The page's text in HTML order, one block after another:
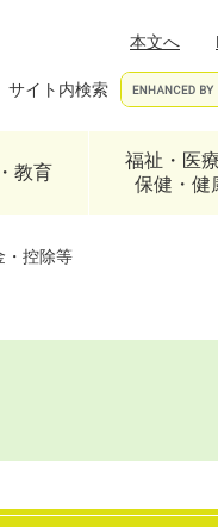
本文へ
サイト内検索
教育
福祉・医療
保健・健
・控除等